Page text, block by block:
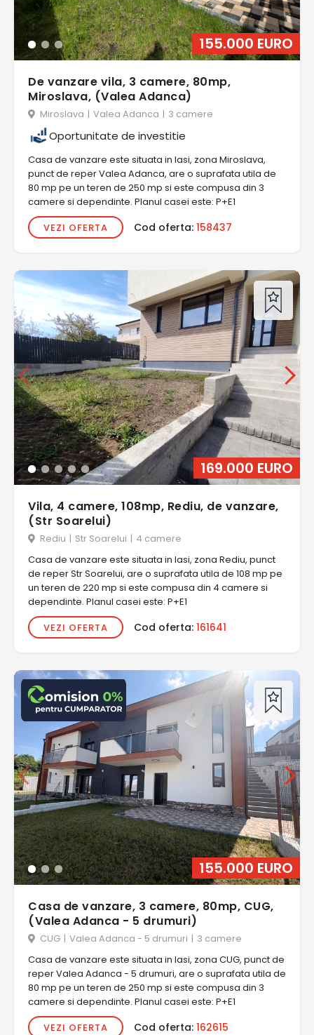
155.000 EURO
De vanzare vila, 3 camere, 80mp,
Miroslava, (Valea Adanca)
Miroslava | Valea Adanca | 3 camere
Oportunitate de investitie
Casa de vanzare este situata in Iasi, zona Miroslava,
punct de reper Valea Adanca, are o suprafata utila de
80 mp pe un teren de 250 mp si este compusa din 3
camere si dependinte. Planul casei este: P+E1
VEZI OFERTA
Cod oferta: 158437
169.000 EURO
Vila, 4 camere, 108mp, Rediu, de vanzare,
(Str Soarelui)
Rediu | Str Soarelui | 4 camere
Casa de vanzare este situata in Iasi, zona Rediu, punct
de reper Str Soarelui, are o suprafata utila de 108 mp pe
un teren de 220 mp si este compusa din 4 camere si
dependinte. Planul casei este: P+E1
VEZI OFERTA
Cod oferta: 161641
155.000 EURO
Casa de vanzare, 3 camere, 80mp, CUG,
(Valea Adanca - 5 drumuri)
CUG | Valea Adanca - 5 drumuri | 3 camere
Casa de vanzare este situata in Iasi, zona CUG, punct de
reper Valea Adanca - 5 drumuri, are o suprafata utila de
80 mp pe un teren de 250 mp si este compusa din 3
camere si dependinte. Planul casei este: P+E1
VEZI OFERTA
Cod oferta: 162615